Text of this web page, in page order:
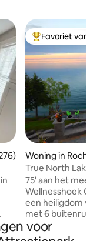
beoordeling van
Topfavoriet van
Favoriet van
Woning in
True North
Herfstpromoties!
75' aan het meer
Wellnesshoek Ontspan in True North,
een heiligdom
met 6
dekken). ✔ Host: aangepaste
drankenbar met
voor